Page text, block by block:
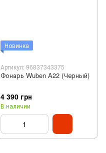
Новинка
Артикул: 96837343375
Фонарь Wuben A22 (Черный)
4 390 грн
В наличии